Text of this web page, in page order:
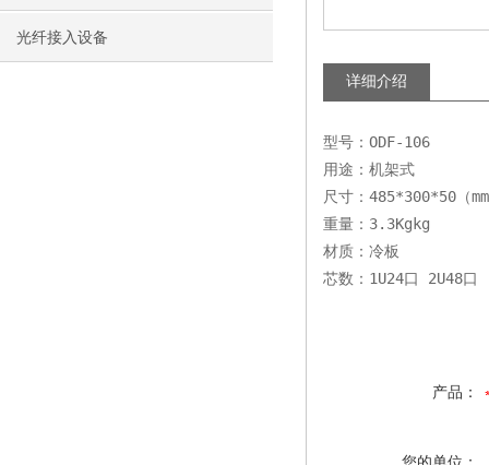
光纤接入设备
详细介绍
型号：ODF-106
用途：机架式
尺寸：485*300*50（mm
重量：3.3Kgkg
材质：冷板
芯数：1U24口 2U48口
产品：